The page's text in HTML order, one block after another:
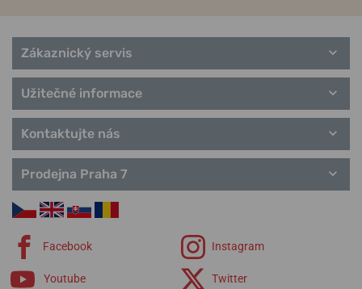
Zákaznický servis
Užitečné informace
Kontaktujte nás
Prodejna Praha 7
Facebook Instagram
Youtube Twitter